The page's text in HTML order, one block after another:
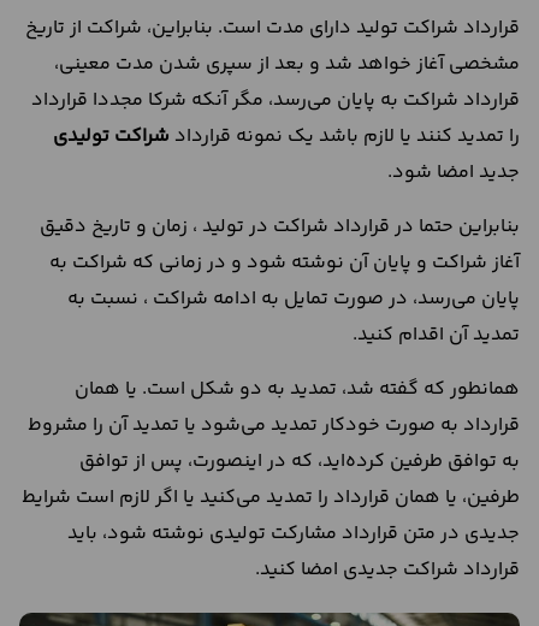
قرارداد شراکت تولید دارای مدت است. بنابراین، شراکت از تاریخ
مشخصی آغاز خواهد شد و بعد از سپری شدن مدت معینی،
قرارداد شراکت به پایان می‌رسد، مگر آنکه شرکا مجددا قرارداد
را تمدید کنند یا لازم باشد یک نمونه قرارداد شراکت تولیدی
جدید امضا شود.
بنابراین حتما در قرارداد شراکت در تولید ، زمان و تاریخ دقیق
آغاز شراکت و پایان آن نوشته شود و در زمانی که شراکت به
پایان می‌رسد، در صورت تمایل به ادامه شراکت ، نسبت به
تمدید آن اقدام کنید.
همانطور که گفته شد، تمدید به دو شکل است. یا همان
قرارداد به صورت خودکار تمدید می‌شود یا تمدید آن را مشروط
به توافق طرفین کرده‌اید، که در اینصورت، پس از توافق
طرفین، یا همان قرارداد را تمدید می‌کنید یا اگر لازم است شرایط
جدیدی در متن قرارداد مشارکت تولیدی نوشته شود، باید
قرارداد شراکت جدیدی امضا کنید.